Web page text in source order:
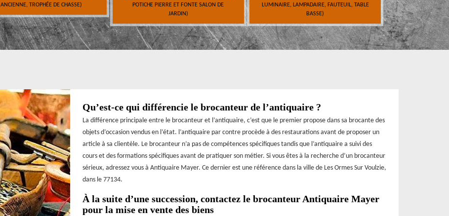
ANCIENNE, TROPHÉE DE CHASSE)
POTICHE PIERRE ET FONTE SALON DE
JARDIN)
LUMINAIRE, LAMPADAIRE, FAUTEUIL, TABLE
BASSE)
Qu’est-ce qui différencie le brocanteur de l’antiquaire ?
La différence principale entre le brocanteur et l’antiquaire, c’est que le premier propose dans sa brocante des
objets d’occasion vendus en l’état. l’antiquaire par contre procède à des restaurations avant de proposer un
article à sa clientèle. Le brocanteur n’a pas de compétences spécifiques tandis que l’antiquaire a suivi des
cours et des formations spécifiques avant de pratiquer son métier. Si vous êtes à la recherche d’un brocanteur
sérieux, adressez vous à Antiquaire Mayer. Ce dernier est une référence dans la ville de Les Ormes Sur Voulzie,
dans le 77134.
À la suite d’une succession, contactez le brocanteur Antiquaire Mayer
pour la mise en vente des biens